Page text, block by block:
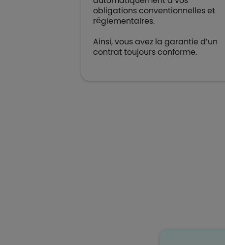
obligations conventionnelles et
réglementaires.
Ainsi, vous avez la garantie d’un
contrat toujours conforme.